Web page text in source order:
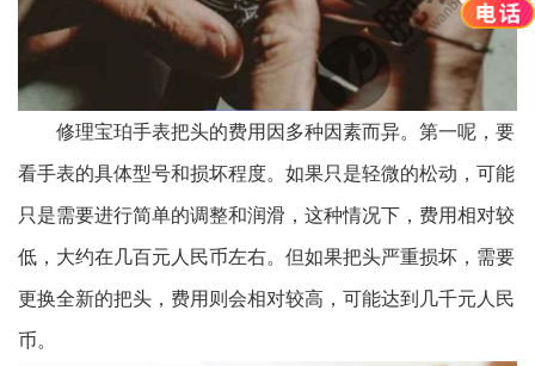
修理宝珀手表把头的费用因多种因素而异。第一呢，要
看手表的具体型号和损坏程度。如果只是轻微的松动，可能
只是需要进行简单的调整和润滑，这种情况下，费用相对较
低，大约在几百元人民币左右。但如果把头严重损坏，需要
更换全新的把头，费用则会相对较高，可能达到几千元人民
币。